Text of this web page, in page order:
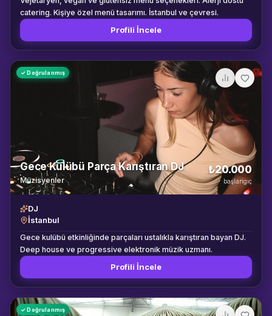
törenlerinden gala gecelerine kadar geniş bir yelpazede hizmet
sunmaktayız. Akdeniz bölgesinin kalbi Mersin başta olmak üzere
Tarsus, Silifke, Erdemli, Adana, Osmaniye ve Hatay çevre
illerine kesintisiz hizmet vermekteyiz. Verilen Hizmetler: Kafkas
geleneksel ritim şovları, kurumsal etkinlik açılışları, düğün giriş
koreografileri, açık hava festival gösterileri, gala gecesi
eğlenceleri, otel animasyon programları, VIP davet dansları,
kostümlü karşılama seremonileri, tematik sahne performansları,
yöresel müzik dinletileri, halk oyunları atölyeleri, dans eğitim ve
workshopları, koreografi danışmanlığı, özel gün kutlama
programları, klip ve reklam dansçılığı, uluslararası festival
gösterileri, flash mob performansları.
catering. Kişiye özel menü tasarımı. İstanbul ve çevresi.
Profili İncele
✓ Doğrulanmış
Gece Kulübü Parça Karıştıran DJ
Müzisyenler
₺20.000
başlangıç
DJ
İstanbul
Gece kulübü etkinliğinde parçaları ustalıkla karıştıran bayan DJ.
Deep house ve progressive elektronik müzik uzmanı.
Profili İncele
✓ Doğrulanmış